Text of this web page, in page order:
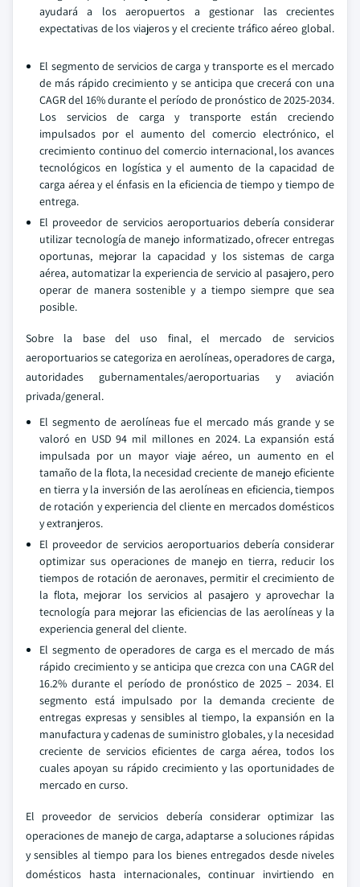
ayudará a los aeropuertos a gestionar las crecientes
expectativas de los viajeros y el creciente tráfico aéreo global.
El segmento de servicios de carga y transporte es el mercado
de más rápido crecimiento y se anticipa que crecerá con una
CAGR del 16% durante el período de pronóstico de 2025-2034.
Los servicios de carga y transporte están creciendo
impulsados por el aumento del comercio electrónico, el
crecimiento continuo del comercio internacional, los avances
tecnológicos en logística y el aumento de la capacidad de
carga aérea y el énfasis en la eficiencia de tiempo y tiempo de
entrega.
El proveedor de servicios aeroportuarios debería considerar
utilizar tecnología de manejo informatizado, ofrecer entregas
oportunas, mejorar la capacidad y los sistemas de carga
aérea, automatizar la experiencia de servicio al pasajero, pero
operar de manera sostenible y a tiempo siempre que sea
posible.
Sobre la base del uso final, el mercado de servicios
aeroportuarios se categoriza en aerolíneas, operadores de carga,
autoridades gubernamentales/aeroportuarias y aviación
privada/general.
El segmento de aerolíneas fue el mercado más grande y se
valoró en USD 94 mil millones en 2024. La expansión está
impulsada por un mayor viaje aéreo, un aumento en el
tamaño de la flota, la necesidad creciente de manejo eficiente
en tierra y la inversión de las aerolíneas en eficiencia, tiempos
de rotación y experiencia del cliente en mercados domésticos
y extranjeros.
El proveedor de servicios aeroportuarios debería considerar
optimizar sus operaciones de manejo en tierra, reducir los
tiempos de rotación de aeronaves, permitir el crecimiento de
la flota, mejorar los servicios al pasajero y aprovechar la
tecnología para mejorar las eficiencias de las aerolíneas y la
experiencia general del cliente.
El segmento de operadores de carga es el mercado de más
rápido crecimiento y se anticipa que crezca con una CAGR del
16.2% durante el período de pronóstico de 2025 – 2034. El
segmento está impulsado por la demanda creciente de
entregas expresas y sensibles al tiempo, la expansión en la
manufactura y cadenas de suministro globales, y la necesidad
creciente de servicios eficientes de carga aérea, todos los
cuales apoyan su rápido crecimiento y las oportunidades de
mercado en curso.
El proveedor de servicios debería considerar optimizar las
operaciones de manejo de carga, adaptarse a soluciones rápidas
y sensibles al tiempo para los bienes entregados desde niveles
domésticos hasta internacionales, continuar invirtiendo en